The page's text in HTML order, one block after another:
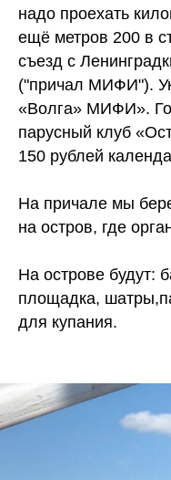
надо проехать
ещё метров 200 в
съезд с
("причал МИФИ").
«Волга» МИФИ».
парусный клуб
150 рублей
На причале мы
на остров, где
На острове будут:
площадка,
для купания.